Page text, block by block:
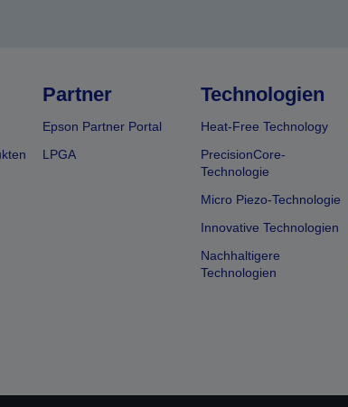
Partner
Epson Partner Portal
LPGA
Technologien
Heat-Free Technology
PrecisionCore-
Technologie
Micro Piezo-Technologie
Innovative Technologien
Nachhaltigere
Technologien